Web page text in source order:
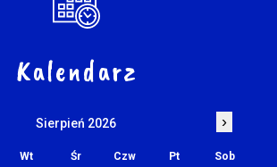
Kalendarz
Sierpień 2026 ›
Wt Śr Czw Pt
Sob